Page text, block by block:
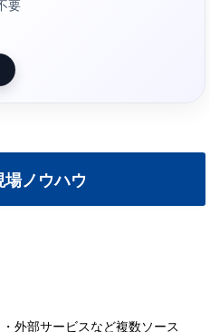
要
ノウハウ
外部サービスなど複数ソース